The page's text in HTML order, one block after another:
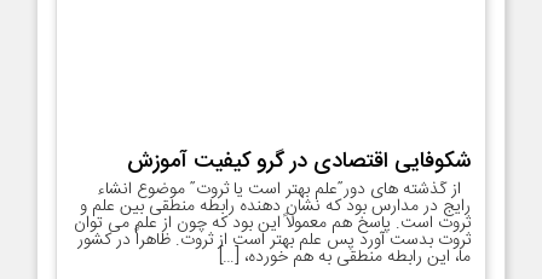
شکوفایی اقتصادی در گرو کیفیت آموزش
از گذشته های دور”علم بهتر است یا ثروت” موضوع انشاء
رایج در مدارس بود که نشان دهنده رابطه منطقی بین علم و
ثروت است. پاسخ هم معمولاً این بود که چون از علم می توان
ثروت بدست آورد پس علم بهتر است از ثروت. ظاهراً در کشور
ما، این رابطه منطقی به هم خورده، […]